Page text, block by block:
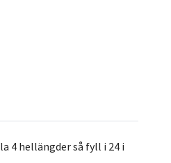
4 hellängder så fyll i 24 i